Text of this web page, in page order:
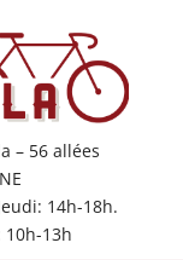
– 56 allées
14h-18h.
10h-13h